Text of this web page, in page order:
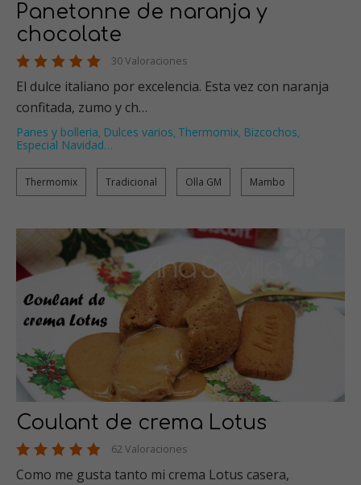
Panetonne de naranja y
chocolate
30 Valoraciones
El dulce italiano por excelencia. Esta vez con naranja
confitada, zumo y ch…
Panes y bolleria, Dulces varios, Thermomix, Bizcochos,
Especial Navidad…
Thermomix Tradicional Olla GM Mambo
Coulant de crema Lotus
62 Valoraciones
Como me gusta tanto mi crema Lotus casera,